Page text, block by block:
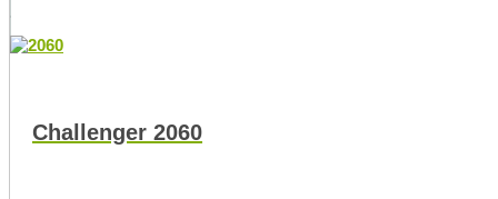
Challenger 2060